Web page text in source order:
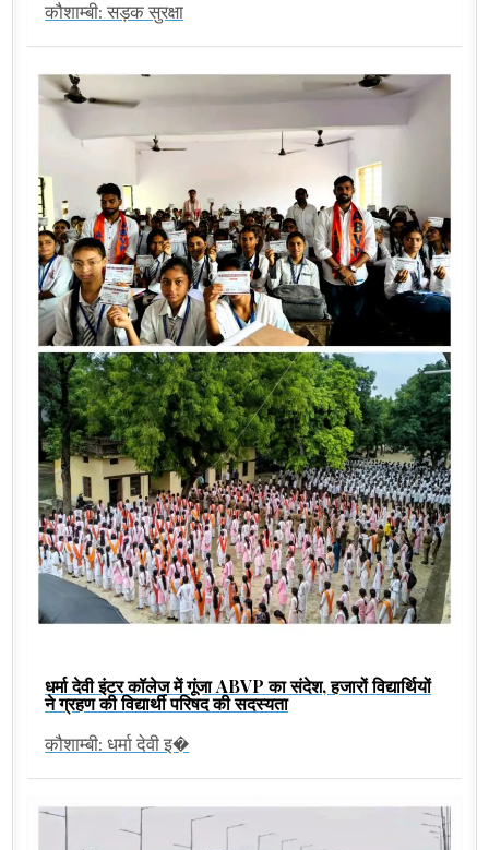
कौशाम्बी: सड़क सुरक्षा
धर्मा देवी इंटर कॉलेज में गूंजा ABVP का संदेश, हजारों विद्यार्थियों
ने ग्रहण की विद्यार्थी परिषद की सदस्यता
कौशाम्बी: धर्मा देवी इ�